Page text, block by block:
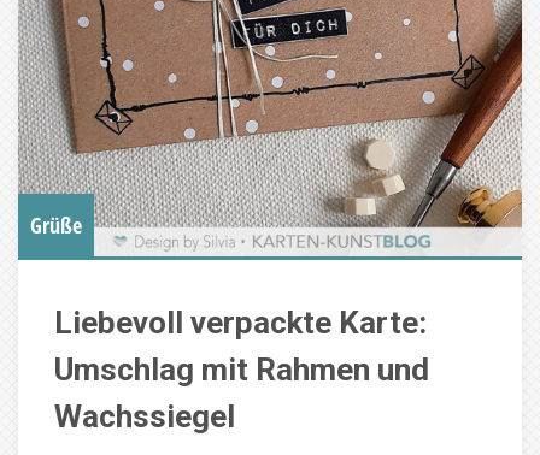
Grüße
Liebevoll verpackte Karte:
Umschlag mit Rahmen und
Wachssiegel